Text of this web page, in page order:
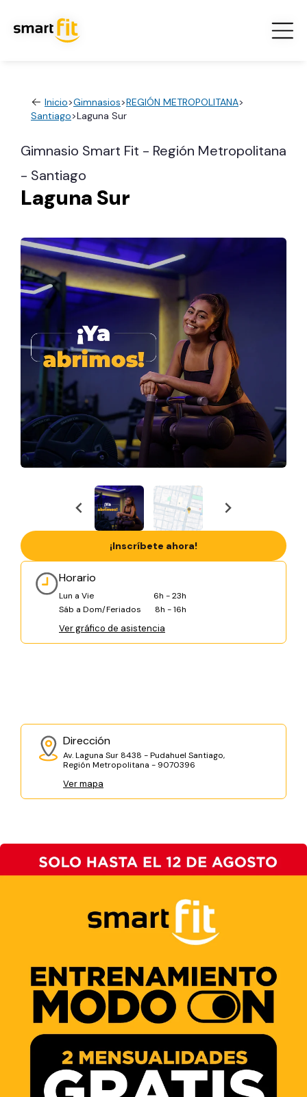
Inicio>Gimnasios>REGIÓN METROPOLITANA>
Santiago>Laguna Sur
Gimnasio Smart Fit - Región Metropolitana
- Santiago
Laguna Sur
Horario
Lun a Vie
6h - 23h
Sáb a Dom/Feriados
8h - 16h
Ver gráfico de asistencia
Dirección
Av. Laguna Sur 8438 - Pudahuel Santiago,
Región Metropolitana - 9070396
Ver mapa
¡Inscríbete ahora!